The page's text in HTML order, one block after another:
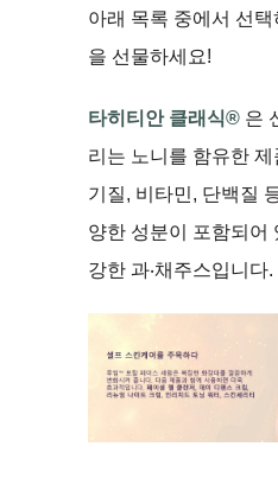
아래 목록 중에서 선
을 선물하세요!
타히티안 클래식® 은
리는 노니를 함유한
기질, 비타민, 단백질
양한 성분이 포함되어
강한 과‧채주스입니다.